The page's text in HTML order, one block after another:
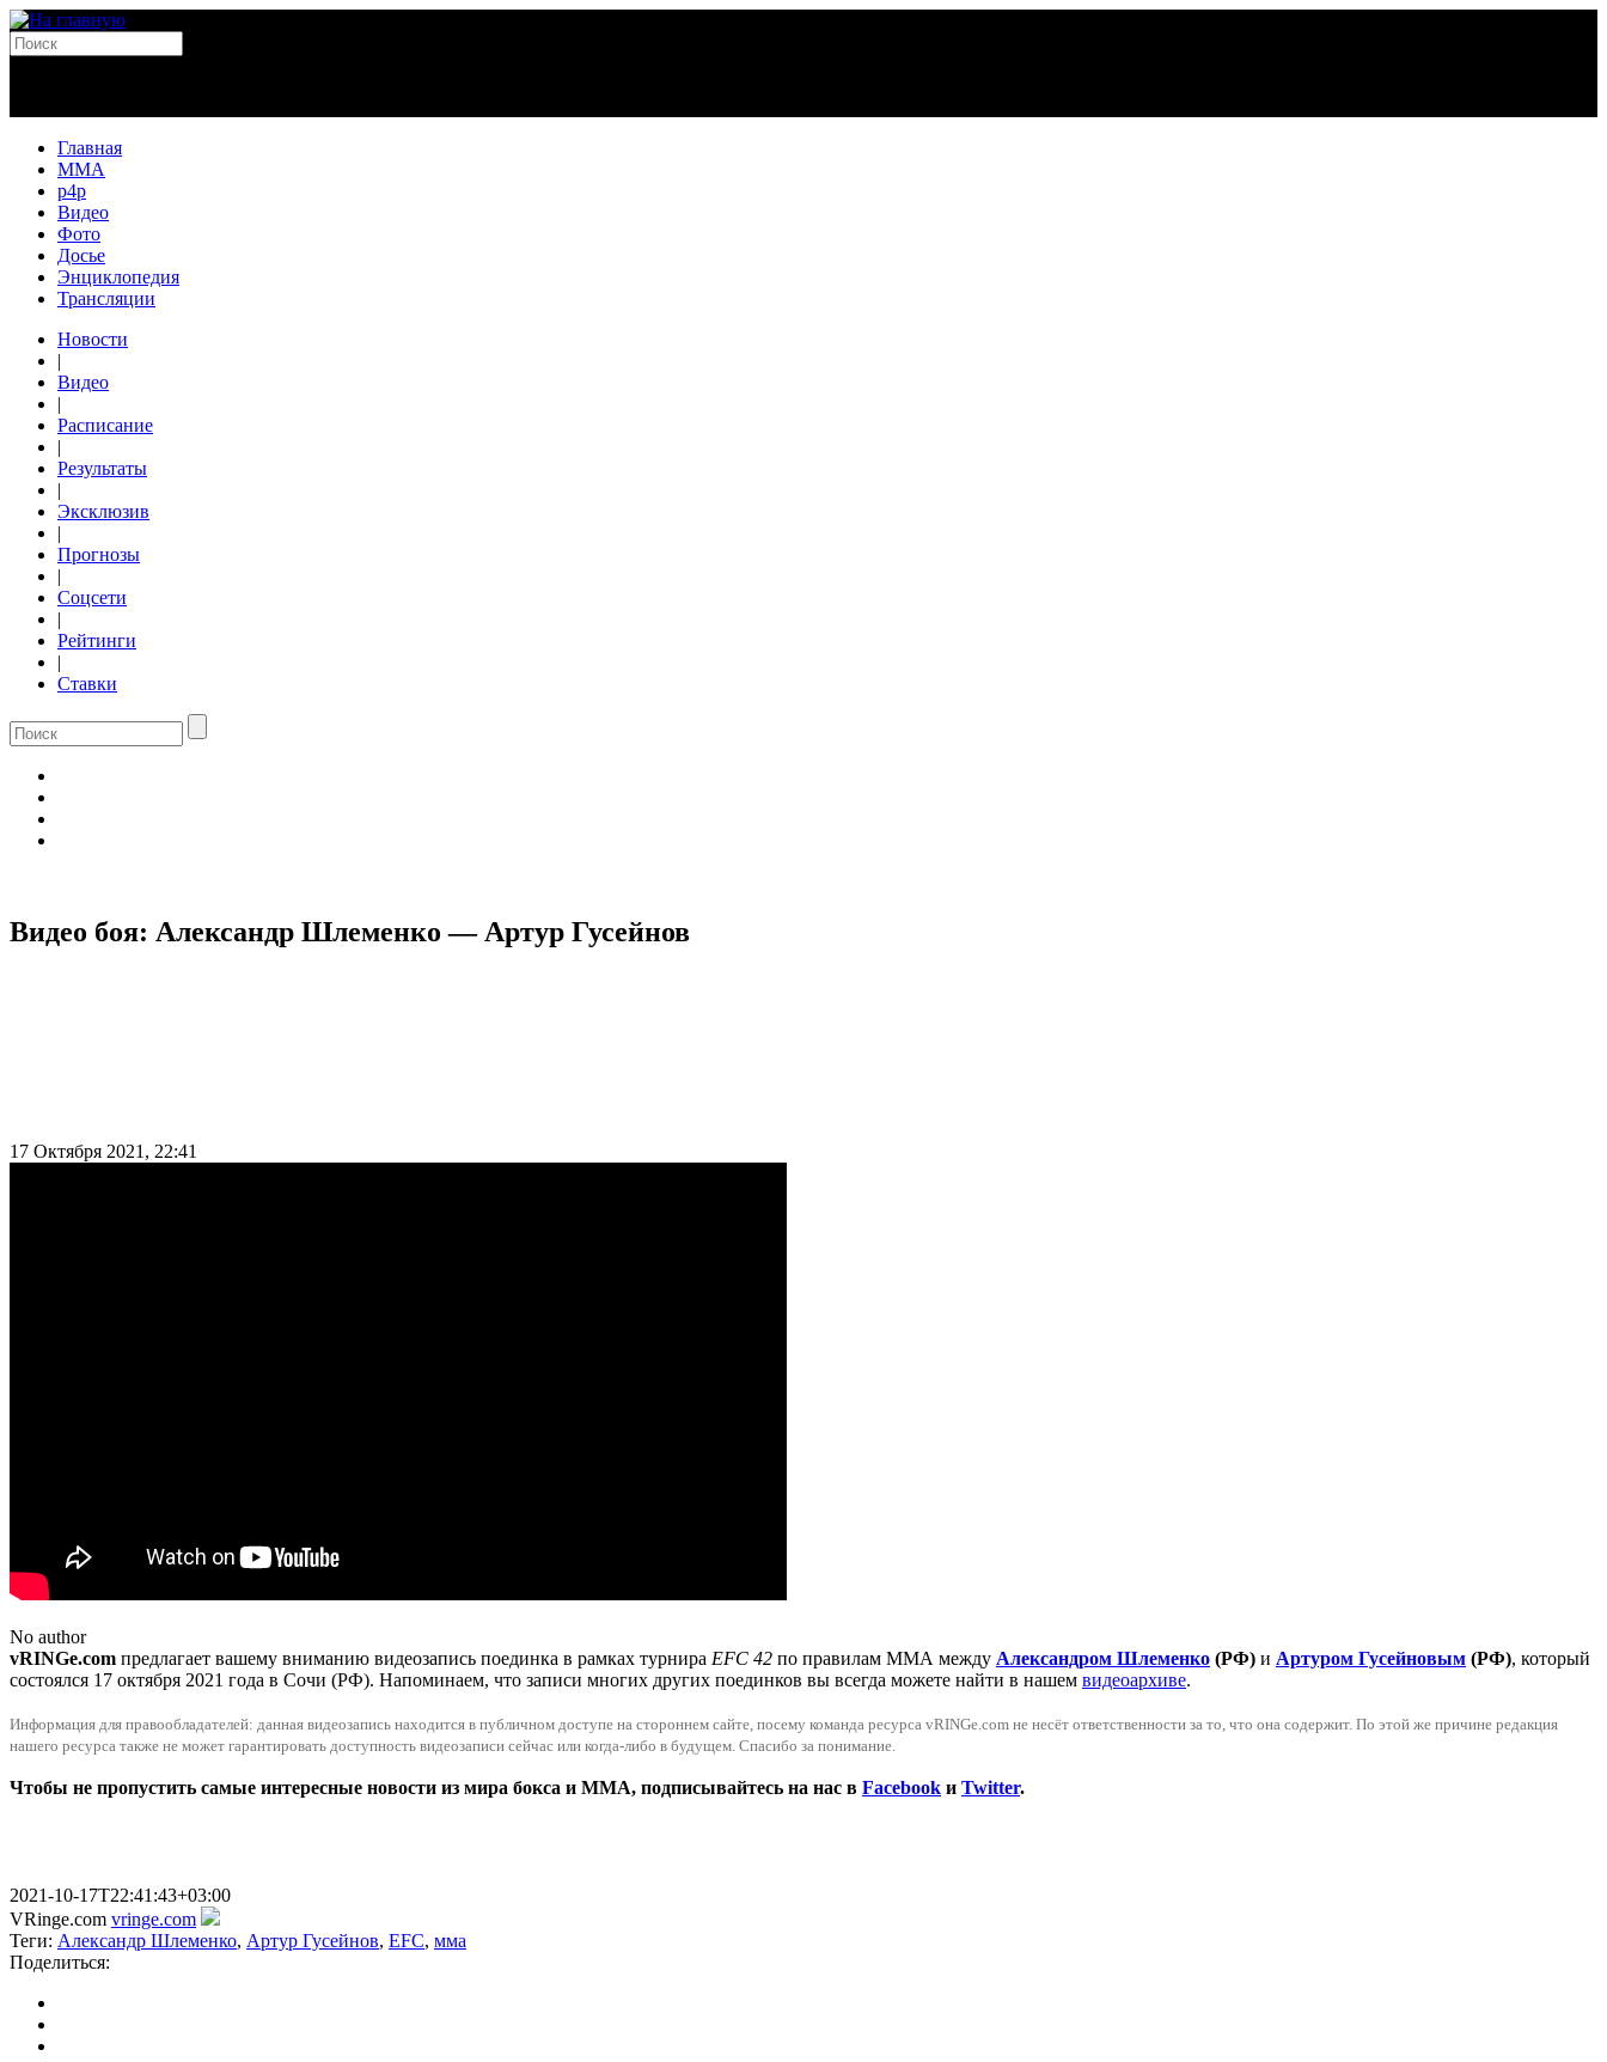
Главная
MMA
p4p
Видео
Фото
Досье
Энциклопедия
Трансляции
Новости
|
Видео
|
Расписание
|
Результаты
|
Эксклюзив
|
Прогнозы
|
Соцсети
|
Рейтинги
|
Ставки
Видео боя: Александр Шлеменко — Артур Гусейнов
17 Октября 2021, 22:41
No author
vRINGe.com предлагает вашему вниманию видеозапись поединка в рамках турнира EFC 42 по правилам ММА между Александром Шлеменко (РФ) и Артуром Гусейновым (РФ), который
состоялся 17 октября 2021 года в Сочи (РФ). Напоминаем, что записи многих других поединков вы всегда можете найти в нашем видеоархиве.
Информация для правообладателей: данная видеозапись находится в публичном доступе на стороннем сайте, посему команда ресурса vRINGe.com не несёт ответственности за то, что она содержит. По этой же причинe редакция
нашего ресурса также не может гарантировать доступность видеозаписи сейчас или когда-либо в будущем. Спасибо за понимание.
Чтобы не пропустить самые интересные новости из мира бокса и ММА, подписывайтесь на нас в Facebook и Twitter.
2021-10-17T22:41:43+03:00
VRinge.com vringe.com
Теги: Александр Шлеменко, Артур Гусейнов, EFC, мма
Поделиться: